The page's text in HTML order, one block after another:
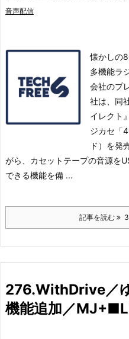
音声配信
懐かしの
多機能ラ
会社のプ
社は、同
イレクト
ジカセ「
ド）を発
がら、カセットテープの音源を
できる機能を備 ...
記事を読む
276.WithDrive／
機能追加／